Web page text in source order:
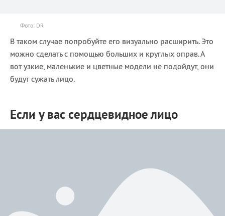
Фото: DR
В таком случае попробуйте его визуально расширить. Это
можно сделать с помощью больших и круглых оправ. А
вот узкие, маленькие и цветные модели не подойдут, они
будут сужать лицо.
Если у вас сердцевидное лицо